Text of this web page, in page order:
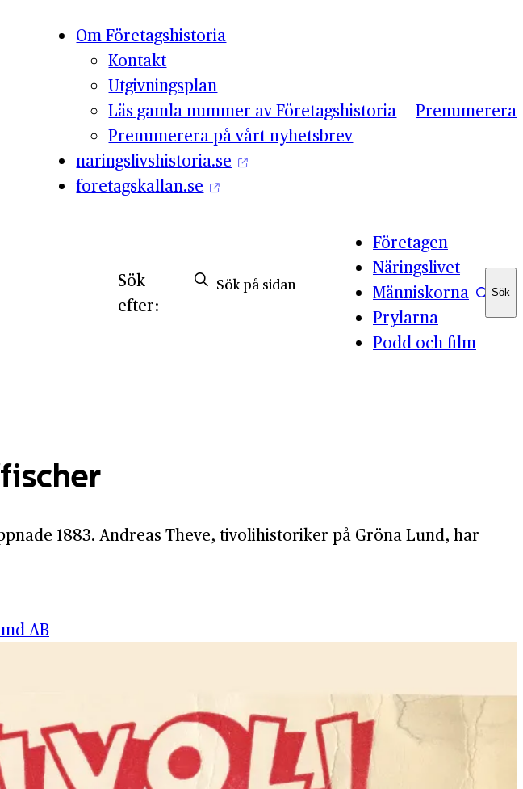
Om Företagshistoria
Kontakt
Utgivningsplan
Läs gamla nummer av Företagshistoria
Prenumerera på vårt nyhetsbrev
naringslivshistoria.se
foretagskallan.se
Prenumerera
Företagen
Näringslivet
Människorna
Prylarna
Podd och film
Sök
efter:
Sök
Sök
1883. Andreas Theve, tivolihistoriker på Gröna Lund, har
AB